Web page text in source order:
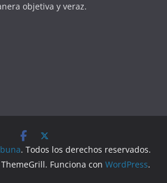
objetiva y veraz.
. Todos los derechos reservados.
Funciona con WordPress.